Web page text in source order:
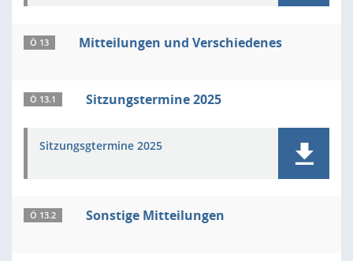
Ö 13 Mitteilungen und Verschiedenes
Ö 13.1 Sitzungstermine 2025
Sitzungsgtermine 2025
Ö 13.2 Sonstige Mitteilungen